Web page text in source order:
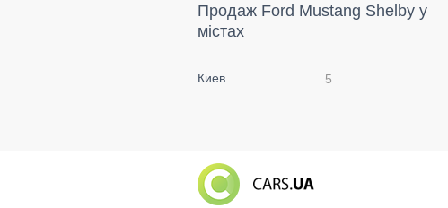
Продаж Ford Mustang Shelby у
містах
Киев 5